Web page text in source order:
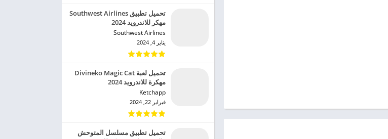
تحميل تطبيق Southwest Airlines
مهكر للاندرويد 2024
Southwest Airlines‏
يناير 4, 2024
تحميل لعبة Divineko Magic Cat
مهكرة للاندرويد 2024
Ketchapp‏
فبراير 22, 2024
تحميل تطبيق مسلسل المتوحش